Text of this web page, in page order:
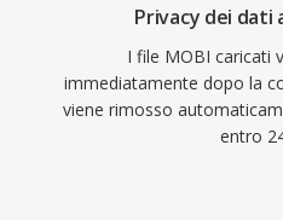
Privacy dei dati
I file MOBI caricati
immediatamente dopo la
viene rimosso
entro